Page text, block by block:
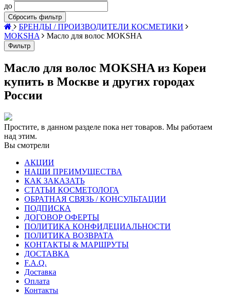
до
Сбросить фильтр
БРЕНДЫ / ПРОИЗВОДИТЕЛИ КОСМЕТИКИ
MOKSHA
Масло для волос MOKSHA
Фильтр
Масло для волос MOKSHA из Кореи
купить в Москве и других городах
России
Простите, в данном разделе пока нет товаров. Мы работаем
над этим.
Вы смотрели
АКЦИИ
НАШИ ПРЕИМУЩЕСТВА
КАК ЗАКАЗАТЬ
СТАТЬИ КОСМЕТОЛОГА
ОБРАТНАЯ СВЯЗЬ / КОНСУЛЬТАЦИИ
ПОДПИСКА
ДОГОВОР ОФЕРТЫ
ПОЛИТИКА КОНФИДЕЦИАЛЬНОСТИ
ПОЛИТИКА ВОЗВРАТА
КОНТАКТЫ & МАРШРУТЫ
ДОСТАВКА
F.A.Q.
Доставка
Оплата
Контакты